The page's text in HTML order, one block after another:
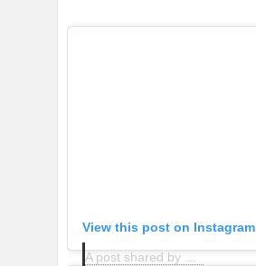
View this post on Instagram
A post shared by MANGO (@mango)